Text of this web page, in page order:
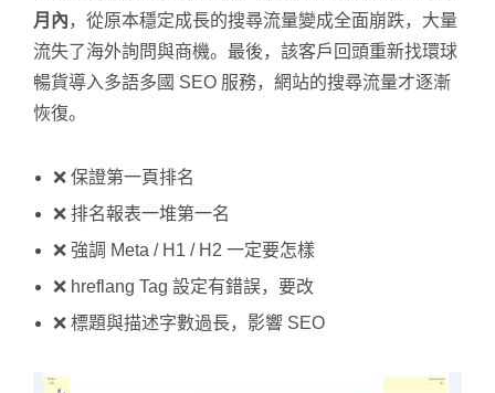
月內，從原本穩定成長的搜尋流量變成全面崩跌，大量
流失了海外詢問與商機。最後，該客戶回頭重新找環球
暢貨導入多語多國 SEO 服務，網站的搜尋流量才逐漸
恢復。
❌ 保證第一頁排名
❌ 排名報表一堆第一名
❌ 強調 Meta / H1 / H2 一定要怎樣
❌ hreflang Tag 設定有錯誤，要改
❌ 標題與描述字數過長，影響 SEO